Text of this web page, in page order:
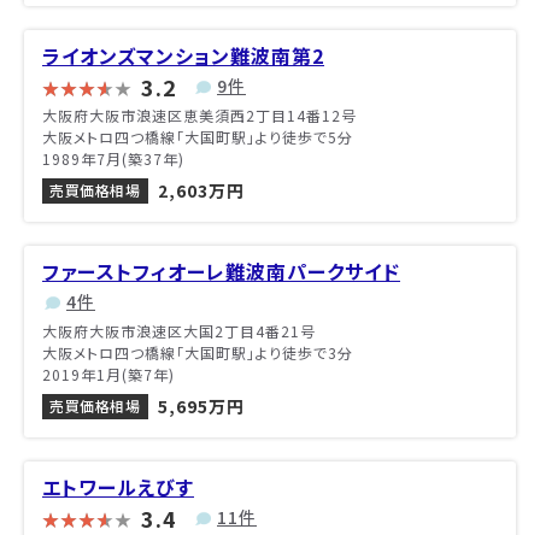
ライオンズマンション難波南第2
3.2 9件
大阪府大阪市浪速区恵美須西2丁目14番12号
大阪メトロ四つ橋線「大国町駅」より徒歩で5分
1989年7月(築37年)
売買価格相場
2,603万円
ファーストフィオーレ難波南パークサイド
4件
大阪府大阪市浪速区大国2丁目4番21号
大阪メトロ四つ橋線「大国町駅」より徒歩で3分
2019年1月(築7年)
売買価格相場
5,695万円
エトワールえびす
3.4 11件